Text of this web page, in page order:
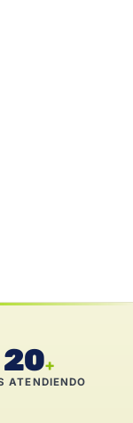
20+
ATENDIENDO